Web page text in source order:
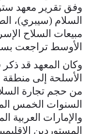
وفق تقرير معهد
السلام (سيبري)،
مبيعات السلاح
الأوسط تراجعت
وكان المعهد قد
من حجم تجارة
السنوات الخمس
والإمارات العربية
المستوردين